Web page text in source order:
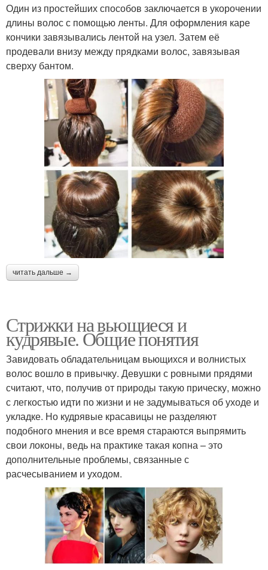
Один из простейших способов заключается в укорочении
длины волос с помощью ленты. Для оформления каре
кончики завязывались лентой на узел. Затем её
продевали внизу между прядками волос, завязывая
сверху бантом.
читать дальше →
Стрижки на вьющиеся и
кудрявые. Общие понятия
Завидовать обладательницам вьющихся и волнистых
волос вошло в привычку. Девушки с ровными прядями
считают, что, получив от природы такую прическу, можно
с легкостью идти по жизни и не задумываться об уходе и
укладке. Но кудрявые красавицы не разделяют
подобного мнения и все время стараются выпрямить
свои локоны, ведь на практике такая копна – это
дополнительные проблемы, связанные с
расчесыванием и уходом.